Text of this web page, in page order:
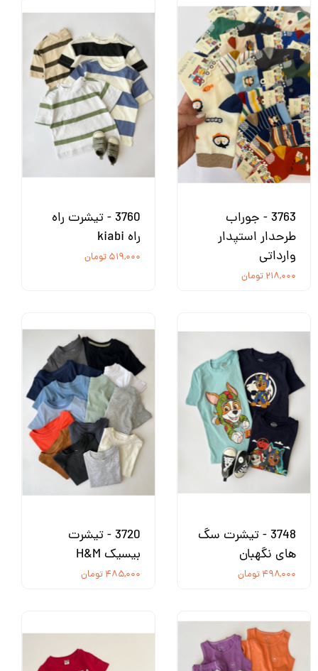
3763 - جوراب
طرحدار استپدار
وارداتی
۲۱۸,۰۰۰ تومان
3760 - تیشرت راه
راه kiabi
۵۱۹,۰۰۰ تومان
3748 - تیشرت سگ
های نگهبان
۴۹۸,۰۰۰ تومان
3720 - تیشرت
بیسیک H&M
۴۸۵,۰۰۰ تومان